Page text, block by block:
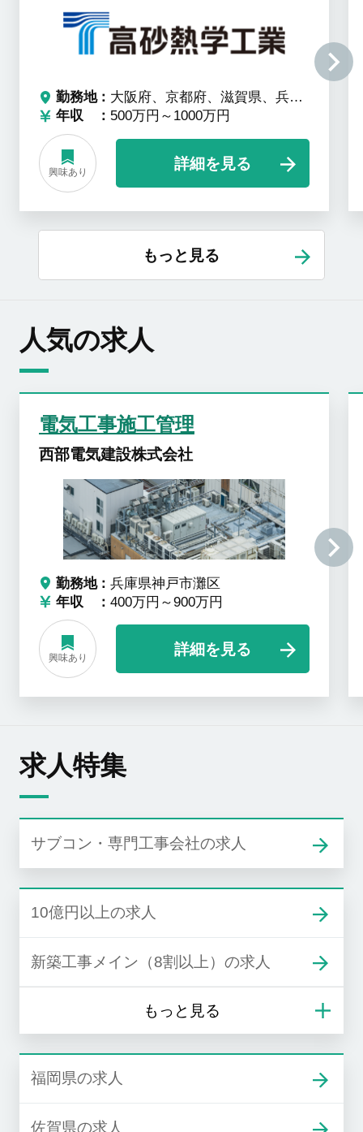
勤務地
大阪府、京都府、滋賀県、兵庫県、和歌山県、奈良県
年収
500万円～1000万円
興味あり
詳細を見る
もっと見る
人気の求人
電気工事施工管理
西部電気建設株式会社
勤務地
兵庫県神戸市灘区
年収
400万円～900万円
興味あり
詳細を見る
求人特集
サブコン・専門工事会社の求人
10億円以上の求人
新築工事メイン（8割以上）の求人
福岡県の求人
佐賀県の求人